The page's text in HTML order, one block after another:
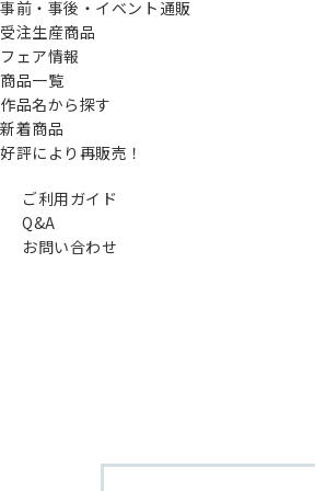
事前・事後・イベント通販
受注生産商品
フェア情報
商品一覧
作品名から探す
新着商品
好評により再販売！
ご利用ガイド
Q&A
お問い合わせ